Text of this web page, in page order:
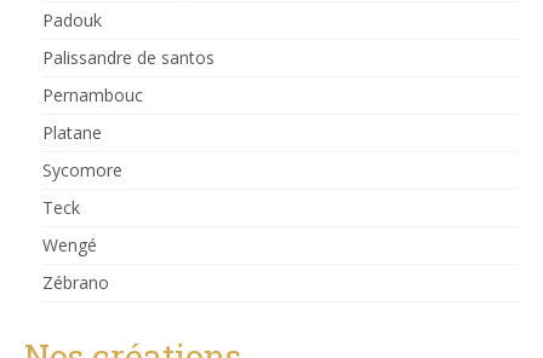
Padouk
Palissandre de santos
Pernambouc
Platane
Sycomore
Teck
Wengé
Zébrano